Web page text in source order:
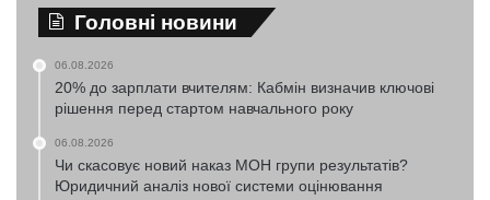
Головні новини
06.08.2026
20% до зарплати вчителям: Кабмін визначив ключові
рішення перед стартом навчального року
06.08.2026
Чи скасовує новий наказ МОН групи результатів?
Юридичний аналіз нової системи оцінювання